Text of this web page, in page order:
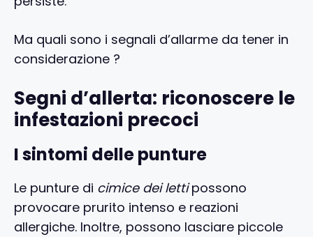
Ma quali sono i segnali d’allarme da tener in
considerazione ?
Segni d’allerta: riconoscere le
infestazioni precoci
I sintomi delle punture
Le punture di cimice dei lettipossono
provocare prurito intenso e reazioni
allergiche. Inoltre, possono lasciare piccole